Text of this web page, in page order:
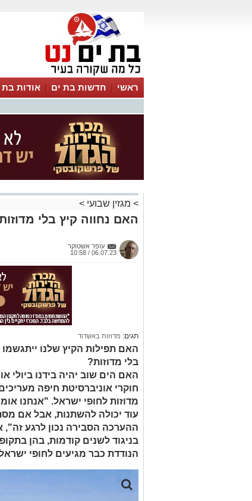
ראשי חדשות בת ים אודות בת
> מגזין שבועי >
האם נחווה קיץ בלי
עופר אשטוקר
06.07.23 / 10:58
תגים: מדוזות באשדוד
האם תפילות הקיץ שלנו
בלי מדוזות?
האם הים שוב יהיה בידנו ביולי
חוקרי אוניברסיטת חיפה
מדוזות לחופי ישראל. "אנחנו
עוד יכולה להשתנות, אבל אם
ההערכה הסבירה נכון לרגע זה",
בניגוד לשנים קודמות, בהן
הנודדת כבר מגיעים לחופי